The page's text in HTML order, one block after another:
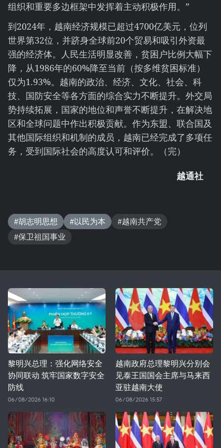
组织和重要多边框架中发挥着主动积极作用。”
到2024年，越南经济规模已超过4700亿美元，位列
世界第32位，并跻身全球前20个贸易和吸引外资最
强的经济体。人民生活明显改善，贫困户比例大幅下
降，从1986年的60%降至当前（按多维贫困标准）
仅为1.93%。越南的政治、经济、文化、社会、科
技、国防安全等各方面的综合实力不断提升。外交局
势持续拓展，国家的地位和声誉不断提升，在解决地
区和全球问题中作出积极贡献。作为东盟、联合国及
其他国际组织和机制的成员，越南已经完成了多项任
务，受到国际社会的高度认可和评价。（完）
越通社
#胡志明思想 #以民为本
#越南共产党
#保卫祖国事业
黎明兴总理：强化网络安全
协同联动 筑牢国家数字安全
防线
06/08/2026 16:10
越南政府总理黎明兴分别会
见泰王国国会主席与马来西
亚驻越南大使
06/08/2026 15:57